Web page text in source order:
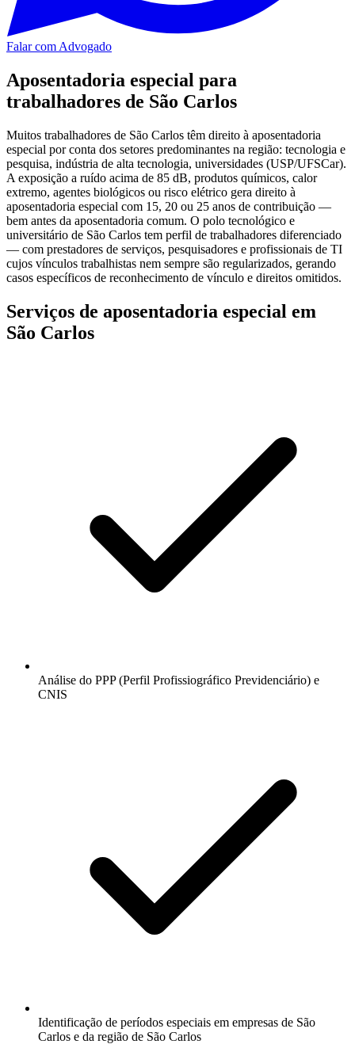
Falar com Advogado
Aposentadoria especial para
trabalhadores de São Carlos
Muitos trabalhadores de São Carlos têm direito à aposentadoria
especial por conta dos setores predominantes na região: tecnologia e
pesquisa, indústria de alta tecnologia, universidades (USP/UFSCar).
A exposição a ruído acima de 85 dB, produtos químicos, calor
extremo, agentes biológicos ou risco elétrico gera direito à
aposentadoria especial com 15, 20 ou 25 anos de contribuição —
bem antes da aposentadoria comum. O polo tecnológico e
universitário de São Carlos tem perfil de trabalhadores diferenciado
— com prestadores de serviços, pesquisadores e profissionais de TI
cujos vínculos trabalhistas nem sempre são regularizados, gerando
casos específicos de reconhecimento de vínculo e direitos omitidos.
Serviços de aposentadoria especial em
São Carlos
Análise do PPP (Perfil Profissiográfico Previdenciário) e
CNIS
Identificação de períodos especiais em empresas de São
Carlos e da região de São Carlos